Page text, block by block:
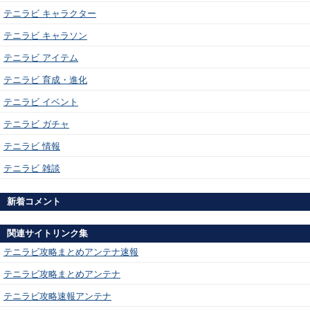
テニラビ キャラクター
テニラビ キャラソン
テニラビ アイテム
テニラビ 育成・進化
テニラビ イベント
テニラビ ガチャ
テニラビ 情報
テニラビ 雑談
新着コメント
関連サイトリンク集
テニラビ攻略まとめアンテナ速報
テニラビ攻略まとめアンテナ
テニラビ攻略速報アンテナ